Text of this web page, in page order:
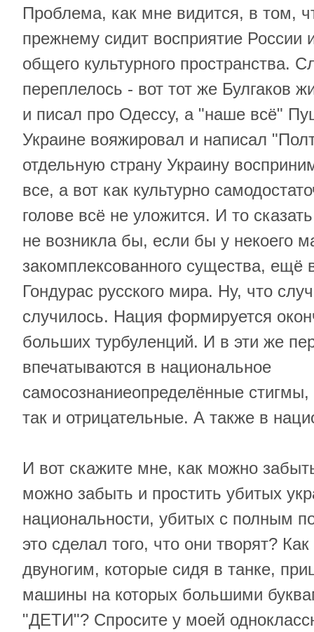
Проблема, как мне видится, в том,
прежнему сидит восприятие России
общего культурного пространства.
переплелось - вот тот же Булгаков
и писал про Одессу, а "наше всё"
Украине вояжировал и написал
отдельную страну Украину
все, а вот как культурно
голове всё не уложится. И то
не возникла бы, если бы у некоего
закомплексованного существа, ещё
Гондурас русского мира. Ну, что
случилось. Нация формируется
больших турбуленций. И в эти же
впечатываются в национальное
самосознаниеопределённые
так и отрицательные. А также в
И вот скажите мне, как можно
можно забыть и простить убитых
национальности, убитых с полным
это сделал того, что они творят?
двуногим, которые сидя в танке,
машины на которых большими
"ДЕТИ"? Спросите у моей